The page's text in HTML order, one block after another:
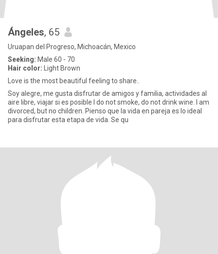
Ángeles, 65
Uruapan del Progreso, Michoacán, Mexico
Seeking: Male 60 - 70
Hair color: Light Brown
Love is the most beautiful feeling to share..
Soy alegre, me gusta disfrutar de amigos y familia, actividades al
aire libre, viajar si es posible I do not smoke, do not drink wine. I am
divorced, but no children. Pienso que la vida en pareja es lo ideal
para disfrutar esta etapa de vida. Se qu